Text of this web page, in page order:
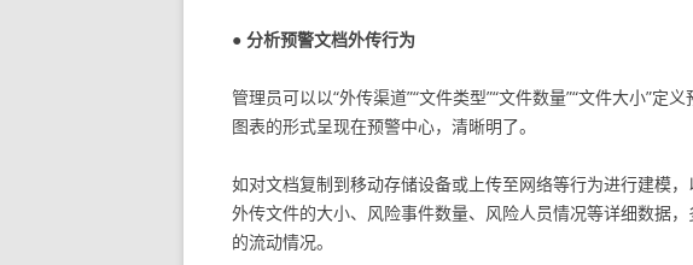
● 分析预警文档外传行为
管理员可以以“外传渠道”“文件类型”“文件数量”“文件大小”定
图表的形式呈现在预警中心，清晰明了。
如对文档复制到移动存储设备或上传至网络等行为进行建模，
外传文件的大小、风险事件数量、风险人员情况等详细数据
的流动情况。